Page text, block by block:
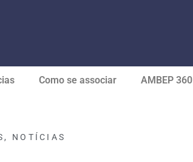
Como se associar AMBEP 360
, NOTÍCIAS